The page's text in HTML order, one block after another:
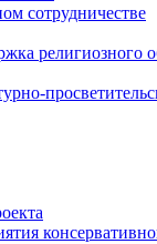
сотрудничестве
религиозного